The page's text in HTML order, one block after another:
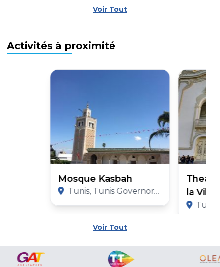
Voir Tout
Activités à proximité
Mosque Kasbah
Tunis, Tunis Governorate
la Ville
Tunis,
Voir Tout